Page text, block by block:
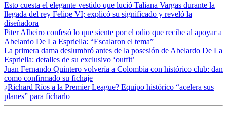
Esto cuesta el elegante vestido que lució Taliana Vargas durante la
llegada del rey Felipe VI; explicó su significado y reveló la
diseñadora
Piter Albeiro confesó lo que siente por el odio que recibe al apoyar a
Abelardo De La Espriella: “Escalaron el tema”
La primera dama deslumbró antes de la posesión de Abelardo De La
Espriella: detalles de su exclusivo ‘outfit’
Juan Fernando Quintero volvería a Colombia con histórico club: dan
como confirmado su fichaje
¿Richard Ríos a la Premier League? Equipo histórico “acelera sus
planes” para ficharlo